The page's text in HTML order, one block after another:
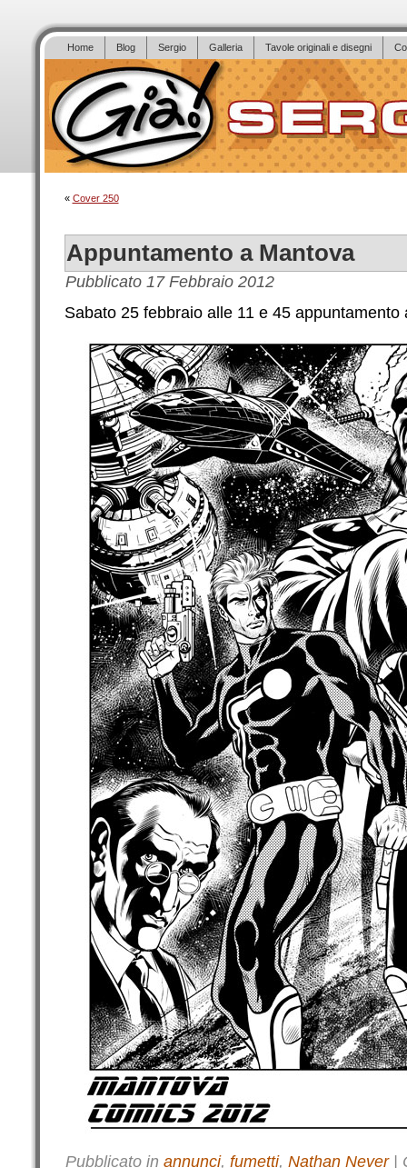
Home Blog Sergio Galleria Tavole originali e disegni
« Cover 250
Appuntamento a Mantova
Pubblicato 17 Febbraio 2012
Sabato 25 febbraio alle 11 e 45 appuntamento
Pubblicato in annunci, fumetti, Nathan Never|